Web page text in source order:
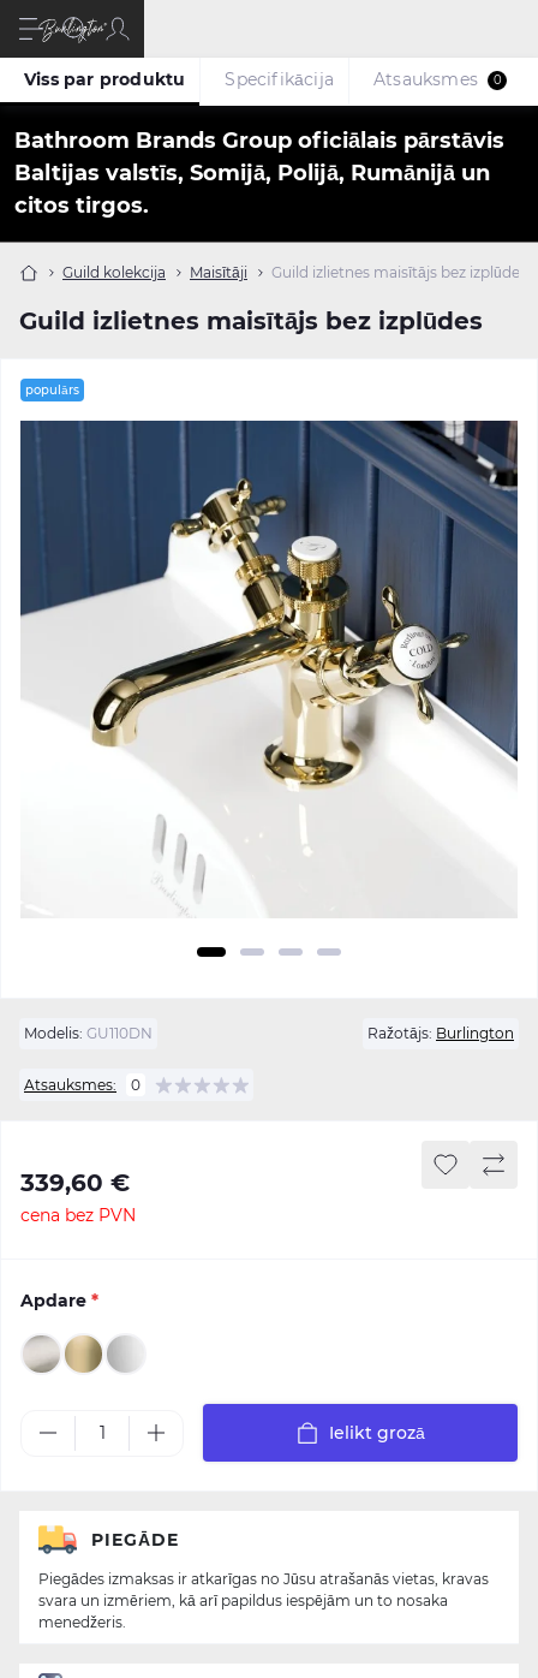
Bathroom Brands Group oficiālais pārstāvis
Baltijas valstīs, Somijā, Polijā, Rumānijā un
citos tirgos.
Guild kolekcija Maisītāji Guild izlietnes maisītājs bez izplūdes
Guild izlietnes maisītājs bez izplūdes
Viss par produktu Specifikācija Atsauksmes 0
populārs
Modelis: GU110DN Ražotājs: Burlington
Atsauksmes: 0
339,60 €
cena bez PVN
Apdare *
Ielikt grozā
PIEGĀDE
Piegādes izmaksas ir atkarīgas no Jūsu atrašanās vietas, kravas
svara un izmēriem, kā arī papildus iespējām un to nosaka
menedžeris.